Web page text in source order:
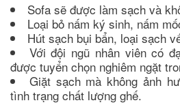
Sofa sẽ được làm sạch và
Loại bỏ nấm ký sinh, nấm
Hút sạch bụi bẩn, loại sạch
Với đội ngũ nhân viên có
được tuyển chọn nghiêm ngặt
Giặt sạch mà không ảnh
tình trạng chất lượng ghế.